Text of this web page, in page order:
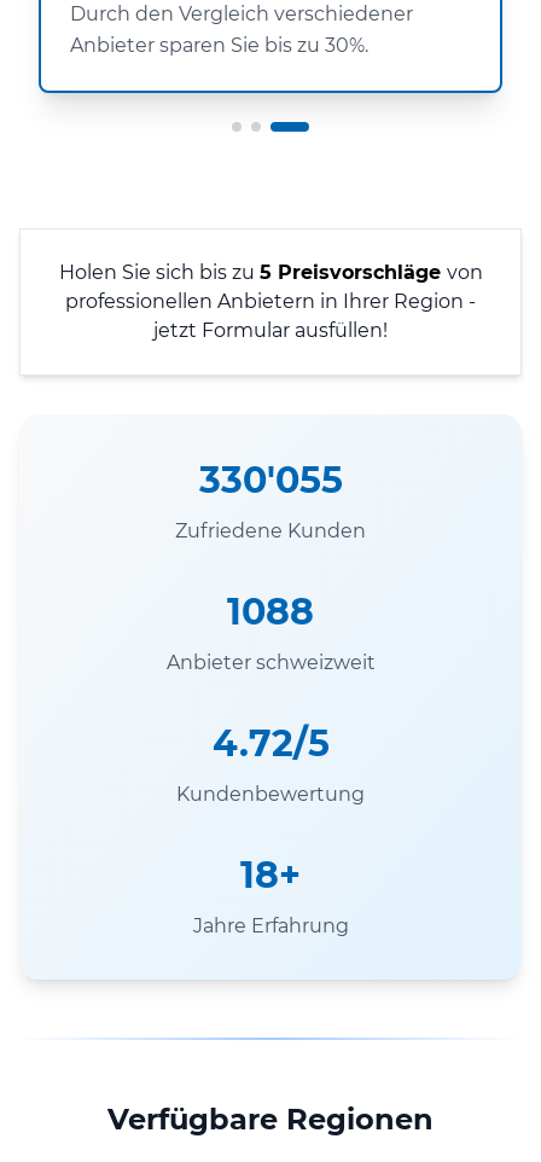
Durch den Vergleich verschiedener
Anbieter sparen Sie bis zu 30%.
Holen Sie sich bis zu 5 Preisvorschläge von
professionellen Anbietern in Ihrer Region -
jetzt Formular ausfüllen!
330'055
Zufriedene Kunden
1088
Anbieter schweizweit
4.72/5
Kundenbewertung
18+
Jahre Erfahrung
Verfügbare Regionen